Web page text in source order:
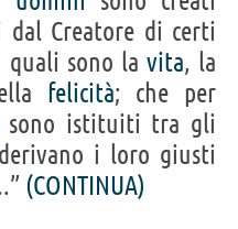
Creatore di certi
sono la vita, la
felicità; che per
sono istituiti tra gli
i loro giusti
(CONTINUA)